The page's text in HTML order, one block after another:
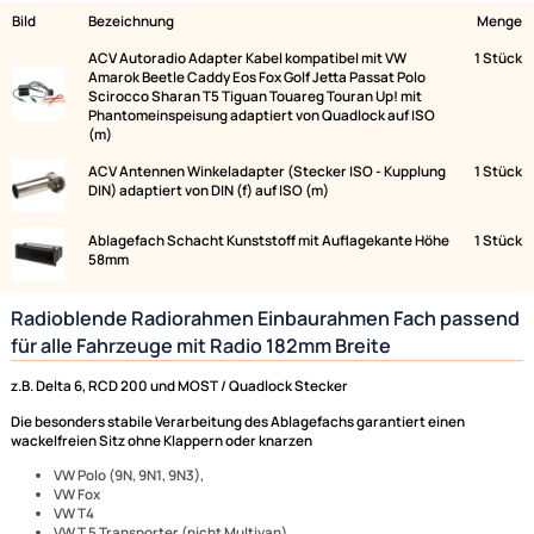
Bild Bezeichnung
Amarok Beetle Caddy Eos Fox Golf Jetta Passat Polo
Scirocco Sharan T5 Tiguan Touareg Touran Up! mit
Phantomeinspeisung adaptiert von Quadlock auf ISO
(m)
ACV Antennen Winkeladapter (Stecker ISO - Kupplung
DIN) adaptiert von DIN (f) auf ISO (m)
Ablagefach Schacht Kunststoff mit Auflagekante Höhe
58mm